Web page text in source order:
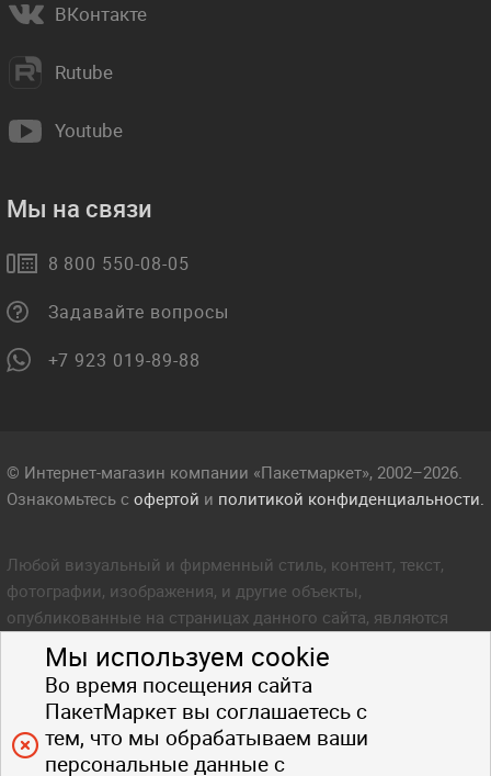
Мы используем cookie
Во время посещения сайта
ПакетМаркет вы соглашаетесь с
тем, что мы обрабатываем ваши
персональные данные с
ВКонтакте
Rutube
Youtube
Мы на связи
8 800 550-08-05
Задавайте вопросы
+7 923 019-89-88
© Интернет-магазин компании «Пакетмаркет», 2002–2026.
Ознакомьтесь с офертой и политикой конфиденциальности.
Любой визуальный и фирменный стиль, контент, текст,
фотографии, изображения, и другие объекты,
опубликованные на страницах данного сайта, являются
объектом прав интеллектуальной собственности компании
Пакетмаркет. Любое копирование стиля, контента, текста,
фотографий, изображений и других объектов данного сайта
запрещено.